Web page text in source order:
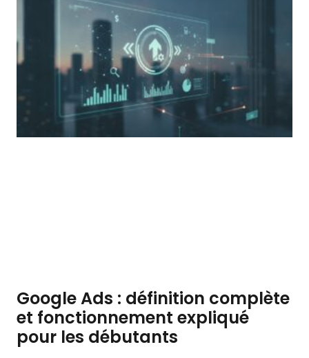
Google Ads : définition complète
et fonctionnement expliqué
pour les débutants